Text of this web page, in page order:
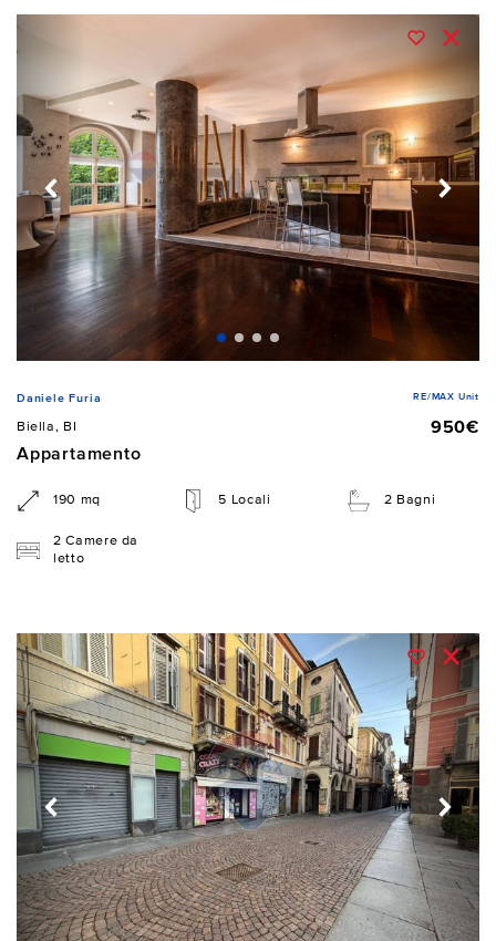
Daniele Furia RE/MAX Unit
Biella, BI
950€
Appartamento
190 mq 5 Locali 2 Bagni
2 Camere da
letto